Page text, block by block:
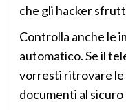
che gli hacker
Controlla anche le
automatico. Se il
vorresti ritrovare
documenti al sicuro